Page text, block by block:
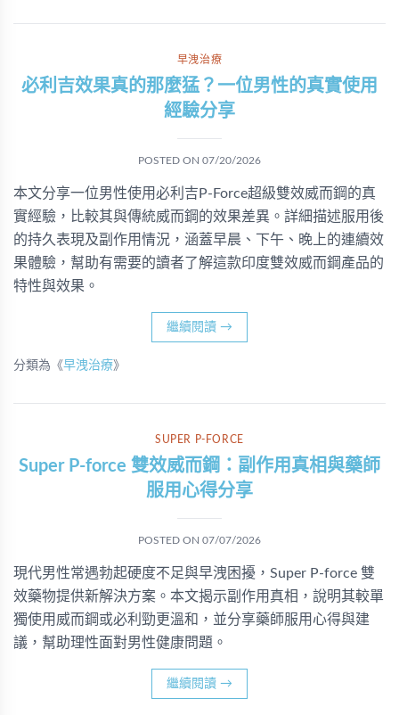
早洩治療
必利吉效果真的那麼猛？一位男性的真實使用
經驗分享
POSTED ON 07/20/2026
本文分享一位男性使用必利吉P-Force超級雙效威而鋼的真
實經驗，比較其與傳統威而鋼的效果差異。詳細描述服用後
的持久表現及副作用情況，涵蓋早晨、下午、晚上的連續效
果體驗，幫助有需要的讀者了解這款印度雙效威而鋼產品的
特性與效果。
繼續閱讀 →
分類為《早洩治療》
SUPER P-FORCE
Super P-force 雙效威而鋼：副作用真相與藥師
服用心得分享
POSTED ON 07/07/2026
現代男性常遇勃起硬度不足與早洩困擾，Super P-force 雙
效藥物提供新解決方案。本文揭示副作用真相，說明其較單
獨使用威而鋼或必利勁更溫和，並分享藥師服用心得與建
議，幫助理性面對男性健康問題。
繼續閱讀 →